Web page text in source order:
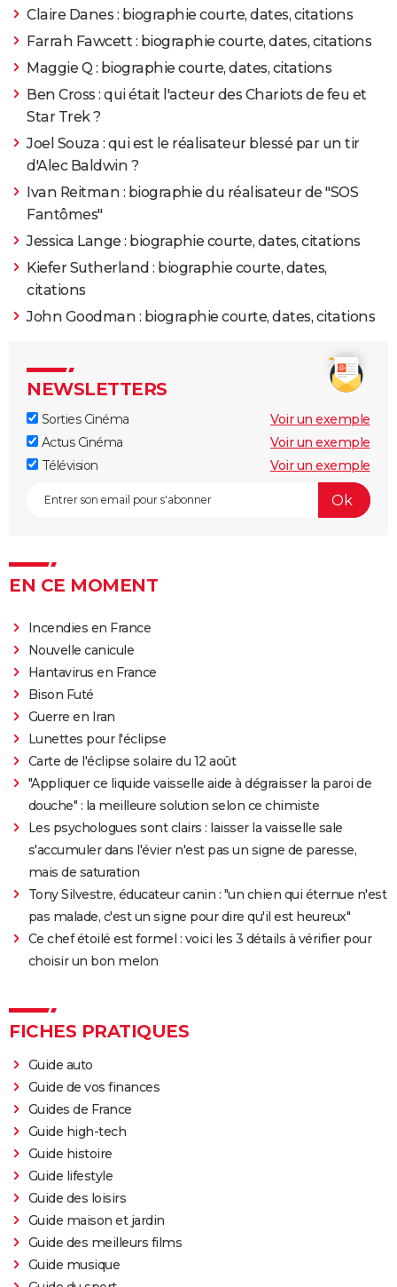
Claire Danes : biographie courte, dates, citations
Farrah Fawcett : biographie courte, dates, citations
Maggie Q : biographie courte, dates, citations
Ben Cross : qui était l'acteur des Chariots de feu et
Star Trek ?
Joel Souza : qui est le réalisateur blessé par un tir
d'Alec Baldwin ?
Ivan Reitman : biographie du réalisateur de "SOS
Fantômes"
Jessica Lange : biographie courte, dates, citations
Kiefer Sutherland : biographie courte, dates,
citations
John Goodman : biographie courte, dates, citations
NEWSLETTERS
Sorties Cinéma
Voir un exemple
Actus Cinéma
Voir un exemple
Télévision
Voir un exemple
EN CE MOMENT
Incendies en France
Nouvelle canicule
Hantavirus en France
Bison Futé
Guerre en Iran
Lunettes pour l'éclipse
Carte de l'éclipse solaire du 12 août
"Appliquer ce liquide vaisselle aide à dégraisser la paroi de
douche" : la meilleure solution selon ce chimiste
Les psychologues sont clairs : laisser la vaisselle sale
s'accumuler dans l'évier n'est pas un signe de paresse,
mais de saturation
Tony Silvestre, éducateur canin : "un chien qui éternue n'est
pas malade, c'est un signe pour dire qu'il est heureux"
Ce chef étoilé est formel : voici les 3 détails à vérifier pour
choisir un bon melon
FICHES PRATIQUES
Guide auto
Guide de vos finances
Guides de France
Guide high-tech
Guide histoire
Guide lifestyle
Guide des loisirs
Guide maison et jardin
Guide des meilleurs films
Guide musique